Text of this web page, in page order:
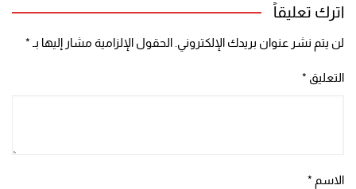
اترك تعليقاً
لن يتم نشر عنوان بريدك الإلكتروني.الحقول الإلزامية مشار إليها بـ *
التعليق *
الاسم *